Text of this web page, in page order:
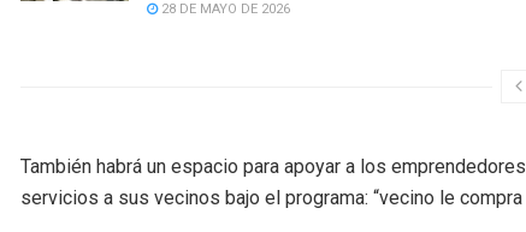
28 DE MAYO DE 2026
También habrá un espacio para apoyar a los
servicios a sus vecinos bajo el programa: “vecino le compra